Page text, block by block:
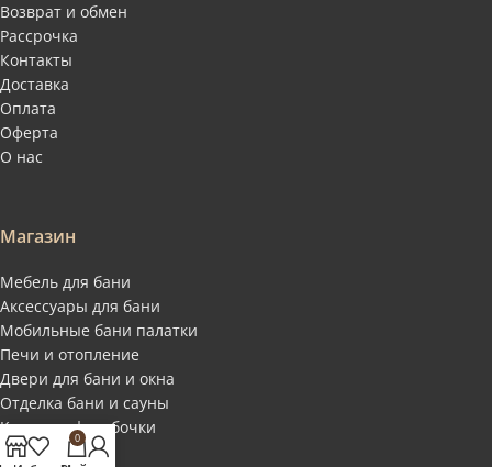
Возврат и обмен
Рассрочка
Контакты
Доставка
Оплата
Оферта
О нас
Магазин
Мебель для бани
Аксессуары для бани
Мобильные бани палатки
Печи и отопление
Двери для бани и окна
Отделка бани и сауны
Купели и фитобочки
Соль для бани
0